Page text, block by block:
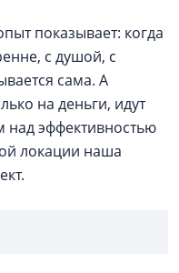
показывает: когда
с душой, с
сама. А
на деньги, идут
эффективностью
локации наша